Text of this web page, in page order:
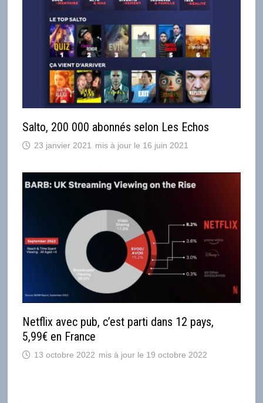
Salto, 200 000 abonnés selon Les Echos
23 janvier 2021 16 juin 2021
Netflix avec pub, c’est parti dans 12 pays,
5,99€ en France
13 octobre 2022 19 octobre 2022